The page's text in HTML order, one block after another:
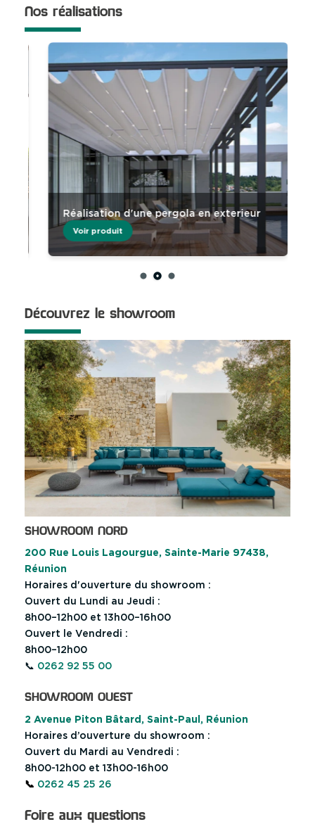
Nos réalisations
Réalisation d'une pergola en exterieur
Voir produit
Découvrez le showroom
SHOWROOM NORD
200 Rue Louis Lagourgue, Sainte-Marie 97438,
Réunion
Horaires d'ouverture du showroom :
Ouvert du Lundi au Jeudi :
8h00–12h00 et 13h00–16h00
Ouvert le Vendredi :
8h00–12h00
📞 0262 92 55 00
SHOWROOM OUEST
2 Avenue Piton Bâtard, Saint-Paul, Réunion
Horaires d’ouverture du showroom :
Ouvert du Mardi au Vendredi :
8h00-12h00 et 13h00-16h00
📞 0262 45 25 26
Foire aux questions